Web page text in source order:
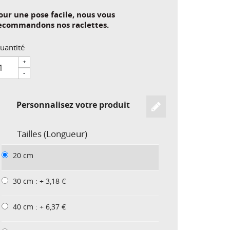
une pose facile, nous vous
nos raclettes.
+
-
Personnalisez votre produit
Tailles (Longueur)
20 cm
30 cm : + 3,18 €
40 cm : + 6,37 €